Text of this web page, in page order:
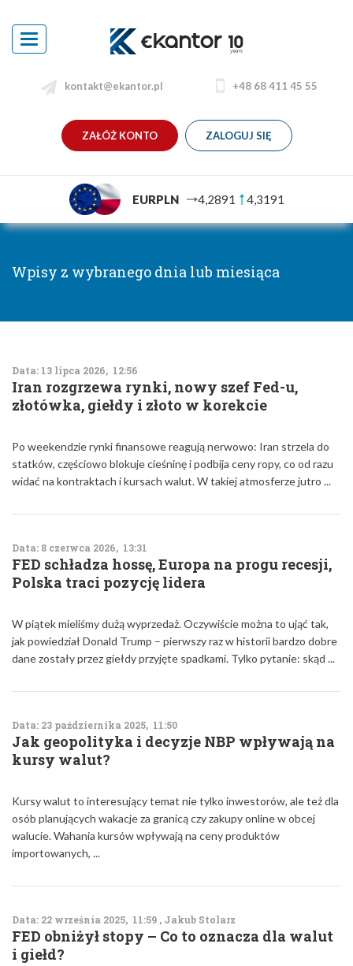
Toggle
navigation
kontakt@ekantor.pl +48 68 411 45 55
ZAŁÓŻ KONTO ZALOGUJ SIĘ
EURPLN 4,2891 4,3191
Wpisy z wybranego dnia lub miesiąca
Data: 13 lipca 2026, 12:56
Iran rozgrzewa rynki, nowy szef Fed-u,
złotówka, giełdy i złoto w korekcie
Po weekendzie rynki finansowe reagują nerwowo: Iran strzela do
statków, częściowo blokuje cieśninę i podbija ceny ropy, co od razu
widać na kontraktach i kursach walut. W takiej atmosferze jutro ...
Data: 8 czerwca 2026, 13:31
FED schładza hossę, Europa na progu recesji,
Polska traci pozycję lidera
W piątek mieliśmy dużą wyprzedaż. Oczywiście można to ująć tak,
jak powiedział Donald Trump – pierwszy raz w historii bardzo dobre
dane zostały przez giełdy przyjęte spadkami. Tylko pytanie: skąd ...
Data: 23 października 2025, 11:50
Jak geopolityka i decyzje NBP wpływają na
kursy walut?
Kursy walut to interesujący temat nie tylko inwestorów, ale też dla
osób planujących wakacje za granicą czy zakupy online w obcej
walucie. Wahania kursów wpływają na ceny produktów
importowanych, ...
Data: 22 września 2025, 11:59 , Jakub Stolarz
FED obniżył stopy – Co to oznacza dla walut
i giełd?